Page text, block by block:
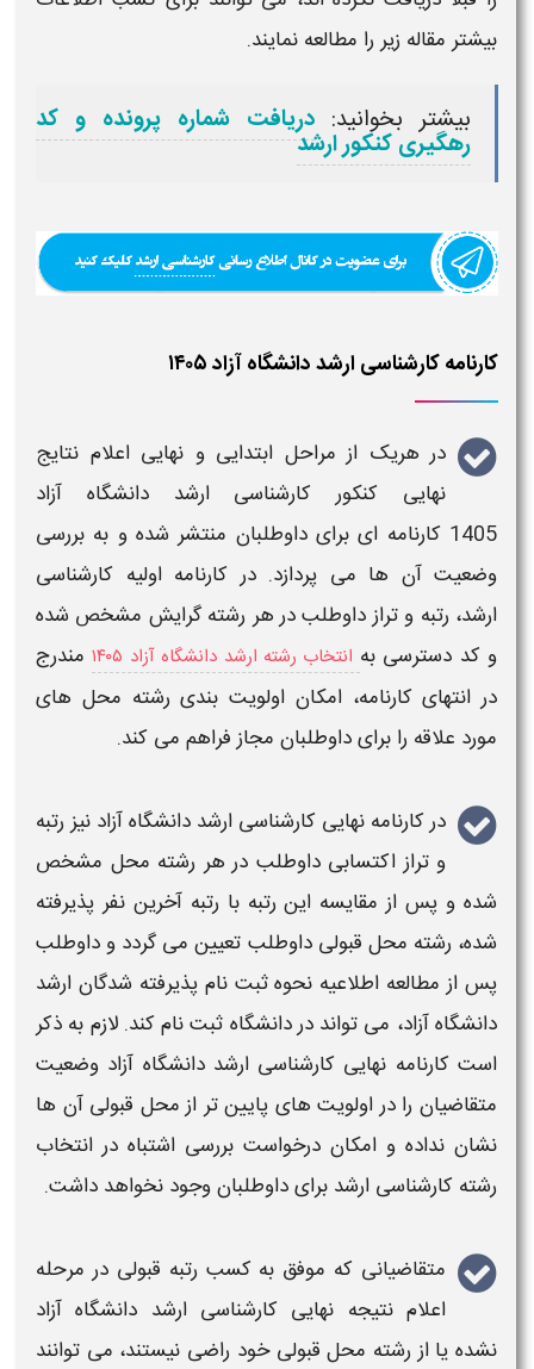
بیشتر مقاله زیر را مطالعه نمایند.
بیشتر بخوانید: دریافت شماره پرونده و کد
رهگیری کنکور ارشد
کارنامه کارشناسی ارشد دانشگاه آزاد ۱۴۰۵
در هریک از مراحل ابتدایی و نهایی اعلام نتایج
نهایی کنکور کارشناسی ارشد دانشگاه آزاد
1405 کارنامه ای برای داوطلبان منتشر شده و به بررسی
وضعیت آن ها می پردازد. در کارنامه اولیه کارشناسی
ارشد، رتبه و تراز داوطلب در هر رشته گرایش مشخص شده
و کد دسترسی به انتخاب رشته ارشد دانشگاه آزاد ۱۴۰۵
مندرج
در انتهای کارنامه، امکان اولویت بندی رشته محل های
مورد علاقه را برای داوطلبان مجاز فراهم می کند.
درکارنامه نهایی کارشناسی ارشد دانشگاه آزاد نیز رتبه
و تراز اکتسابی داوطلب در هر رشته محل مشخص
شده و پس از مقایسه این رتبه با رتبه آخرین نفر پذیرفته
شده، رشته محل قبولی داوطلب تعیین می گردد و داوطلب
پس از مطالعه اطلاعیه نحوه ثبت نام پذیرفته شدگان ارشد
دانشگاه آزاد، می تواند دردانشگاه ثبت نام کند. لازم به ذکر
است کارنامه نهایی کارشناسی ارشد دانشگاه آزاد وضعیت
متقاضیان را در اولویت های پایین تر ازمحل قبولی آن ها
نشان نداده و امکان درخواست بررسی اشتباه در انتخاب
رشته کارشناسی ارشد برای داوطلبان وجود نخواهد داشت.
متقاضیانی که موفق به کسب رتبه قبولی در مرحله
اعلام نتیجه نهایی کارشناسی ارشد دانشگاه آزاد
نشده یا از رشته محل قبولی خود راضی نیستند، می توانند